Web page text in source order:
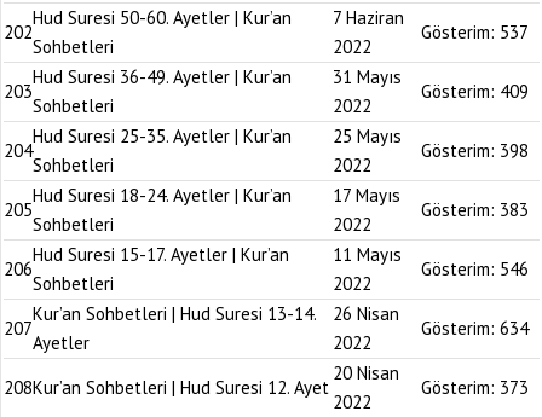
202
Hud Suresi 50-60. Ayetler | Kur’an
Sohbetleri
7 Haziran
2022
Gösterim: 537
203
Hud Suresi 36-49. Ayetler | Kur’an
Sohbetleri
31 Mayıs
2022
Gösterim: 409
204
Hud Suresi 25-35. Ayetler | Kur’an
Sohbetleri
25 Mayıs
2022
Gösterim: 398
205
Hud Suresi 18-24. Ayetler | Kur’an
Sohbetleri
17 Mayıs
2022
Gösterim: 383
206
Hud Suresi 15-17. Ayetler | Kur’an
Sohbetleri
11 Mayıs
2022
Gösterim: 546
207
Kur’an Sohbetleri | Hud Suresi 13-14.
Ayetler
26 Nisan
2022
Gösterim: 634
208Kur’an Sohbetleri | Hud Suresi 12. Ayet
20 Nisan
2022
Gösterim: 373